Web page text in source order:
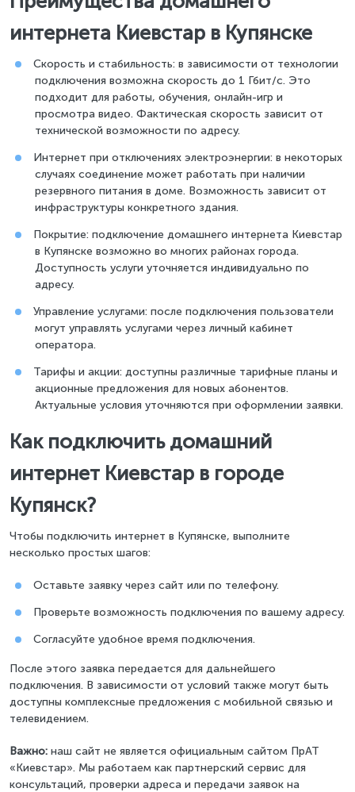
интернета Киевстар в Купянске
Скорость и стабильность: в зависимости от технологии
подключения возможна скорость до 1 Гбит/с. Это
подходит для работы, обучения, онлайн-игр и
просмотра видео. Фактическая скорость зависит от
технической возможности по адресу.
Интернет при отключениях электроэнергии: в некоторых
случаях соединение может работать при наличии
резервного питания в доме. Возможность зависит от
инфраструктуры конкретного здания.
Покрытие: подключение домашнего интернета Киевстар
в Купянске возможно во многих районах города.
Доступность услуги уточняется индивидуально по
адресу.
Управление услугами: после подключения пользователи
могут управлять услугами через личный кабинет
оператора.
Тарифы и акции: доступны различные тарифные планы и
акционные предложения для новых абонентов.
Актуальные условия уточняются при оформлении заявки.
Как подключить домашний
интернет Киевстар в городе
Купянск?
Чтобы подключить интернет в Купянске, выполните
несколько простых шагов:
Оставьте заявку через сайт или по телефону.
Проверьте возможность подключения по вашему адресу.
Согласуйте удобное время подключения.
После этого заявка передается для дальнейшего
подключения. В зависимости от условий также могут быть
доступны комплексные предложения с мобильной связью и
телевидением.
Важно: наш сайт не является официальным сайтом ПрАТ
«Киевстар». Мы работаем как партнерский сервис для
консультаций, проверки адреса и передачи заявок на